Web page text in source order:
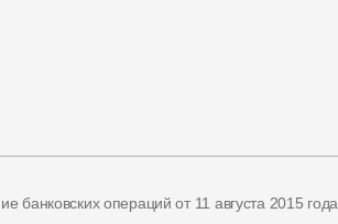
банковских операцийот 11 августа 2015 года.